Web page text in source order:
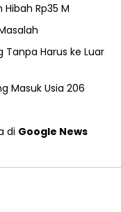
Rp35 M
Tanpa Harus ke Luar
Masuk Usia 206
di Google News